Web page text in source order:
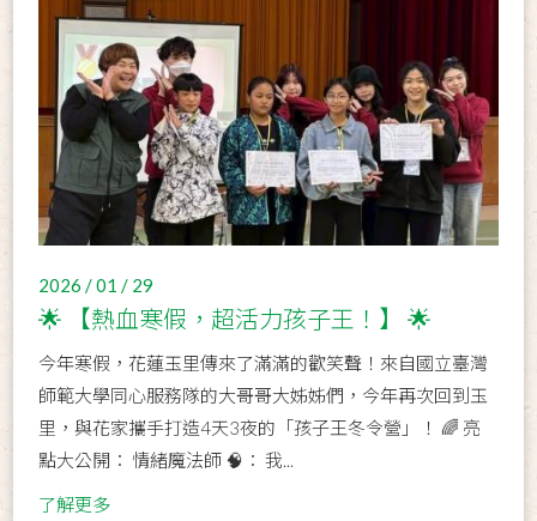
2026 / 01 / 29
🌟 【熱血寒假，超活力孩子王！】 🌟
今年寒假，花蓮玉里傳來了滿滿的歡笑聲！來自國立臺灣
師範大學同心服務隊的大哥哥大姊姊們，今年再次回到玉
里，與花家攜手打造4天3夜的「孩子王冬令營」！ 🌈 亮
點大公開： 情緒魔法師 🧠： 我...
了解更多